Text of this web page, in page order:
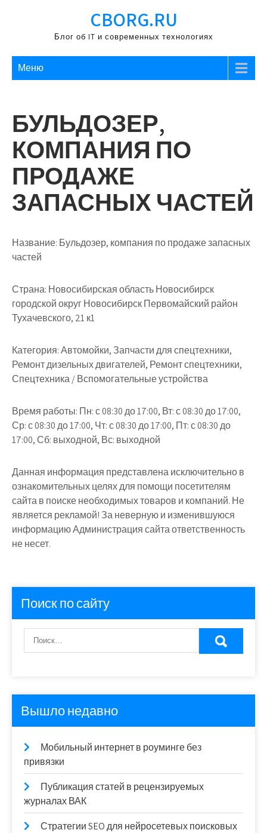
содержимому
CBORG.RU
Блог об IT и современных технологиях
Меню
БУЛЬДОЗЕР,
КОМПАНИЯ ПО
ПРОДАЖЕ
ЗАПАСНЫХ ЧАСТЕЙ
Название: Бульдозер, компания по продаже запасных
частей
Страна: Новосибирская область Новосибирск
городской округ Новосибирск Первомайский район
Тухачевского, 21 к1
Категория:Автомойки, Запчасти для спецтехники,
Ремонт дизельных двигателей, Ремонт спецтехники,
Спецтехника / Вспомогательные устройства
Время работы: Пн: с 08:30 до 17:00, Вт: с 08:30 до 17:00,
Ср: с 08:30 до 17:00, Чт: с 08:30 до 17:00, Пт: с 08:30 до
17:00, Сб: выходной, Вс: выходной
Данная информация представлена исключительно в
ознакомительных целях для помощи посетителям
сайта в поиске необходимых товаров и компаний. Не
является рекламой! За неверную и изменившуюся
информацию Администрация сайта ответственность
не несет.
Поиск по сайту
Вышло недавно
Мобильный интернет в роуминге без
привязки
Публикация статей в рецензируемых
журналах ВАК
Стратегии SEO для нейросетевых поисковых